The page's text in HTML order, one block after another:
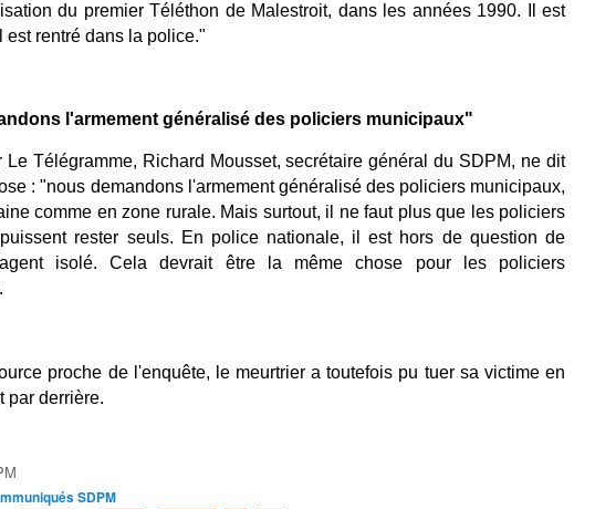
du premier Téléthon de Malestroit, dans les années 1990. Il est
est rentré dans la police."
l'armement généralisé des policiers municipaux"
Le Télégramme, Richard Mousset, secrétaire général du SDPM, ne dit
: "nous demandons l'armement généralisé des policiers municipaux,
comme en zone rurale. Mais surtout, il ne faut plus que les policiers
rester seuls. En police nationale, il est hors de question de
isolé. Cela devrait être la même chose pour les policiers
proche de l'enquête, le meurtrier a toutefois pu tuer sa victime en
par derrière.
SDPM